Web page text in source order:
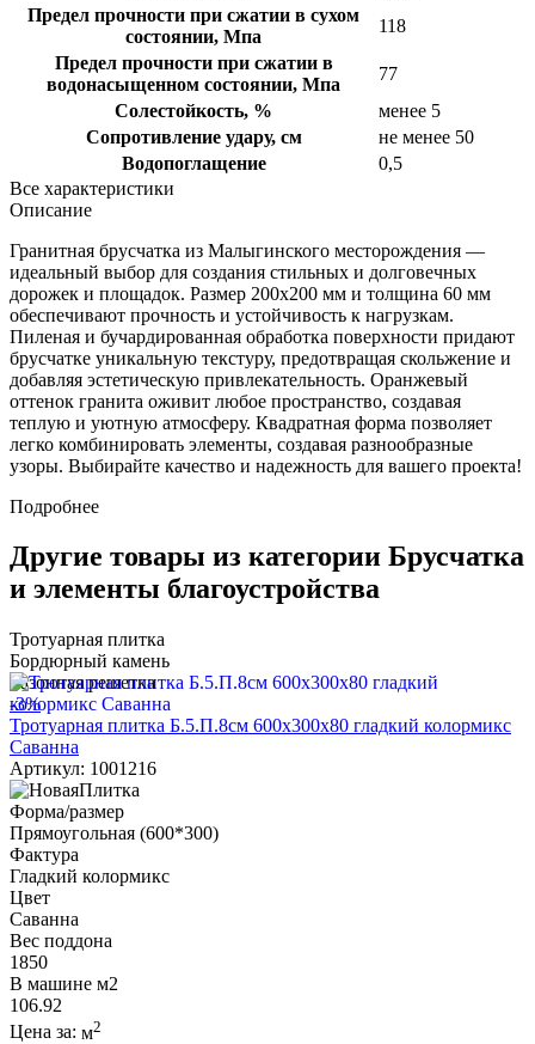
Предел прочности при сжатии в сухом
состоянии, Мпа
118
Предел прочности при сжатии в
водонасыщенном состоянии, Мпа
77
Солестойкость, %
менее 5
Сопротивление удару, см
не менее 50
Водопоглащение
0,5
Все характеристики
Описание
Гранитная брусчатка из Малыгинского месторождения —
идеальный выбор для создания стильных и долговечных
дорожек и площадок. Размер 200х200 мм и толщина 60 мм
обеспечивают прочность и устойчивость к нагрузкам.
Пиленая и бучардированная обработка поверхности придают
брусчатке уникальную текстуру, предотвращая скольжение и
добавляя эстетическую привлекательность. Оранжевый
оттенок гранита оживит любое пространство, создавая
теплую и уютную атмосферу. Квадратная форма позволяет
легко комбинировать элементы, создавая разнообразные
узоры. Выбирайте качество и надежность для вашего проекта!
Подробнее
Другие товары из категории Брусчатка
и элементы благоустройства
Тротуарная плитка
Бордюрный камень
Газонная решетка
-3%
Тротуарная плитка Б.5.П.8см 600х300х80 гладкий колормикс
Саванна
Артикул: 1001216
Форма/размер
Прямоугольная (600*300)
Фактура
Гладкий колормикс
Цвет
Саванна
Вес поддона
1850
В машине м2
106.92
Цена за: м2